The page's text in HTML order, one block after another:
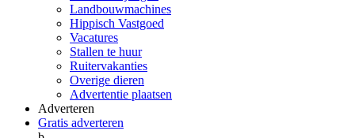
Landbouwmachines
Hippisch Vastgoed
Vacatures
Stallen te huur
Ruitervakanties
Overige dieren
Advertentie plaatsen
Adverteren
Gratis adverteren